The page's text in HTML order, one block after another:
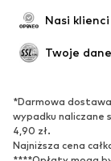
Nasi
Twoje
*Darmowa
wypadku naliczane
4,90 zł.
Najniższa cena